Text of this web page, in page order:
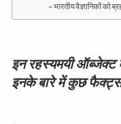
– भारतीय वैज्ञानिकों को
इन रहस्यमयी ऑब्जेक्ट
इनके बारे में कुछ